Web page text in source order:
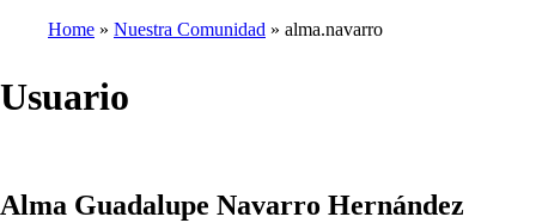
Home Nuestra Comunidad alma.navarro
Usuario
Alma Guadalupe Navarro Hernández